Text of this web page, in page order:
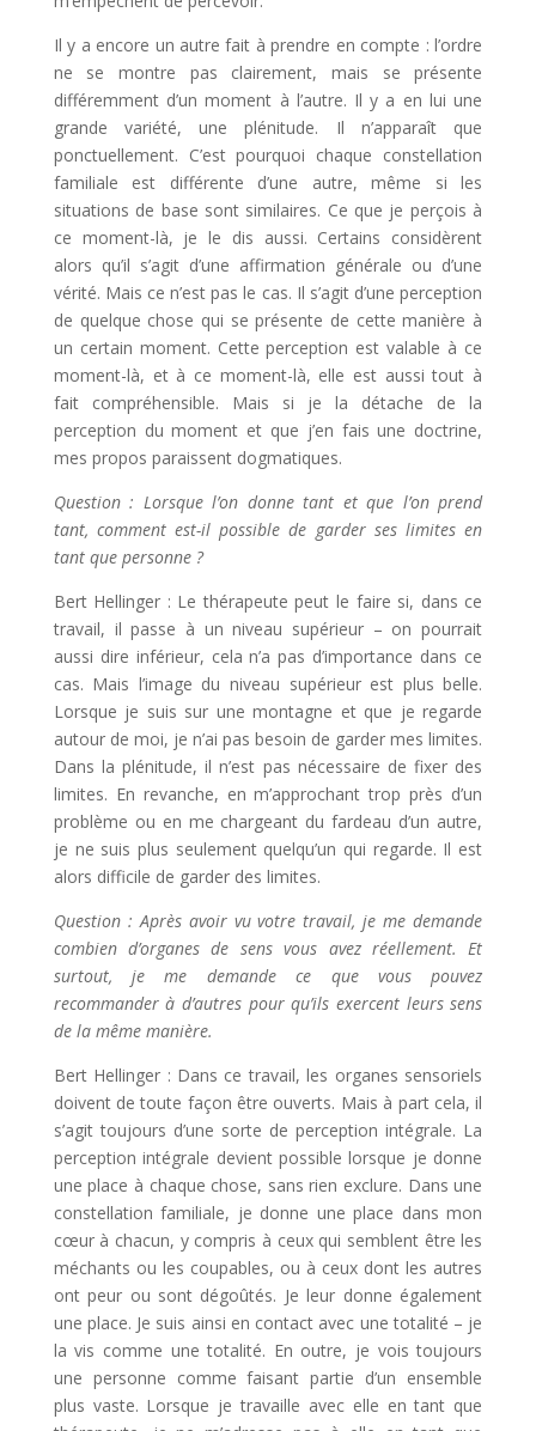
Il y a encore un autre fait à prendre en compte : l’ordre
ne se montre pas clairement, mais se présente
différemment d’un moment à l’autre. Il y a en lui une
grande variété, une plénitude. Il n’apparaît que
ponctuellement. C’est pourquoi chaque constellation
familiale est différente d’une autre, même si les
situations de base sont similaires. Ce que je perçois à
ce moment-là, je le dis aussi. Certains considèrent
alors qu’il s’agit d’une affirmation générale ou d’une
vérité. Mais ce n’est pas le cas. Il s’agit d’une perception
de quelque chose qui se présente de cette manière à
un certain moment. Cette perception est valable à ce
moment-là, et à ce moment-là, elle est aussi tout à
fait compréhensible. Mais si je la détache de la
perception du moment et que j’en fais une doctrine,
mes propos paraissent dogmatiques.
Question : Lorsque l’on donne tant et que l’on prend
tant, comment est-il possible de garder ses limites en
tant que personne ?
Bert Hellinger : Le thérapeute peut le faire si, dans ce
travail, il passe à un niveau supérieur – on pourrait
aussi dire inférieur, cela n’a pas d’importance dans ce
cas. Mais l’image du niveau supérieur est plus belle.
Lorsque je suis sur une montagne et que je regarde
autour de moi, je n’ai pas besoin de garder mes limites.
Dans la plénitude, il n’est pas nécessaire de fixer des
limites. En revanche, en m’approchant trop près d’un
problème ou en me chargeant du fardeau d’un autre,
je ne suis plus seulement quelqu’un qui regarde. Il est
alors difficile de garder des limites.
Question : Après avoir vu votre travail, je me demande
combien d’organes de sens vous avez réellement. Et
surtout, je me demande ce que vous pouvez
recommander à d’autres pour qu’ils exercent leurs sens
de la même manière.
Bert Hellinger : Dans ce travail, les organes sensoriels
doivent de toute façon être ouverts. Mais à part cela, il
s’agit toujours d’une sorte de perception intégrale. La
perception intégrale devient possible lorsque je donne
une place à chaque chose, sans rien exclure. Dans une
constellation familiale, je donne une place dans mon
cœur à chacun, y compris à ceux qui semblent être les
méchants ou les coupables, ou à ceux dont les autres
ont peur ou sont dégoûtés. Je leur donne également
une place. Je suis ainsi en contact avec une totalité – je
la vis comme une totalité. En outre, je vois toujours
une personne comme faisant partie d’un ensemble
plus vaste. Lorsque je travaille avec elle en tant que